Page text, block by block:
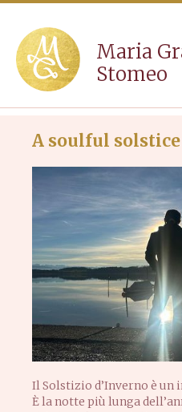
Maria
Stomeo
A soulful
Il Solstizio d’Inverno è un
È la notte più lunga